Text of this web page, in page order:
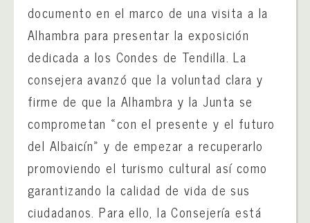
documento en el marco de una visita a la
Alhambra para presentar la exposición
dedicada a los Condes de Tendilla. La
consejera avanzó que la voluntad clara y
firme de que la Alhambra y la Junta se
comprometan «con el presente y el futuro
del Albaicín» y de empezar a recuperarlo
promoviendo el turismo cultural así como
garantizando la calidad de vida de sus
ciudadanos. Para ello, la Consejería está